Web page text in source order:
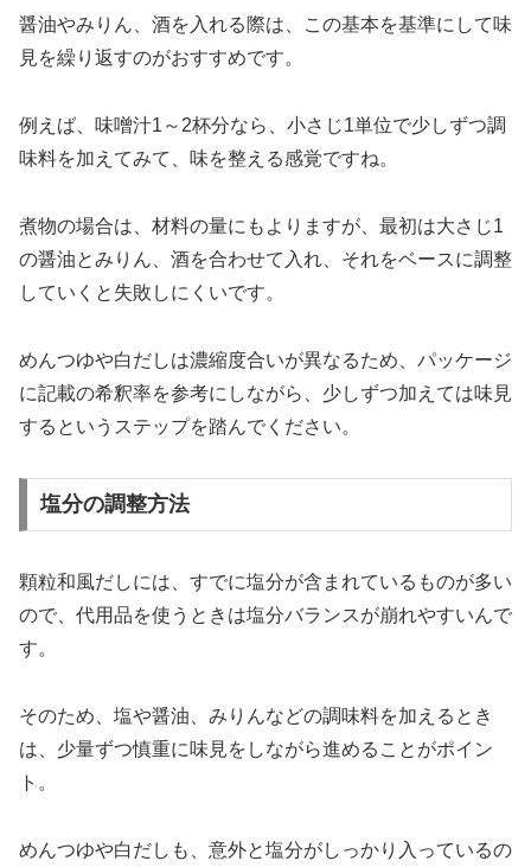
醤油やみりん、酒を入れる際は、この基本を基準にして味
見を繰り返すのがおすすめです。
例えば、味噌汁1～2杯分なら、小さじ1単位で少しずつ調
味料を加えてみて、味を整える感覚ですね。
煮物の場合は、材料の量にもよりますが、最初は大さじ1
の醤油とみりん、酒を合わせて入れ、それをベースに調整
していくと失敗しにくいです。
めんつゆや白だしは濃縮度合いが異なるため、パッケージ
に記載の希釈率を参考にしながら、少しずつ加えては味見
するというステップを踏んでください。
塩分の調整方法
顆粒和風だしには、すでに塩分が含まれているものが多い
ので、代用品を使うときは塩分バランスが崩れやすいんで
す。
そのため、塩や醤油、みりんなどの調味料を加えるとき
は、少量ずつ慎重に味見をしながら進めることがポイン
ト。
めんつゆや白だしも、意外と塩分がしっかり入っているの